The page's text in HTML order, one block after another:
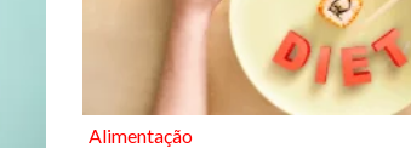
Alimentação